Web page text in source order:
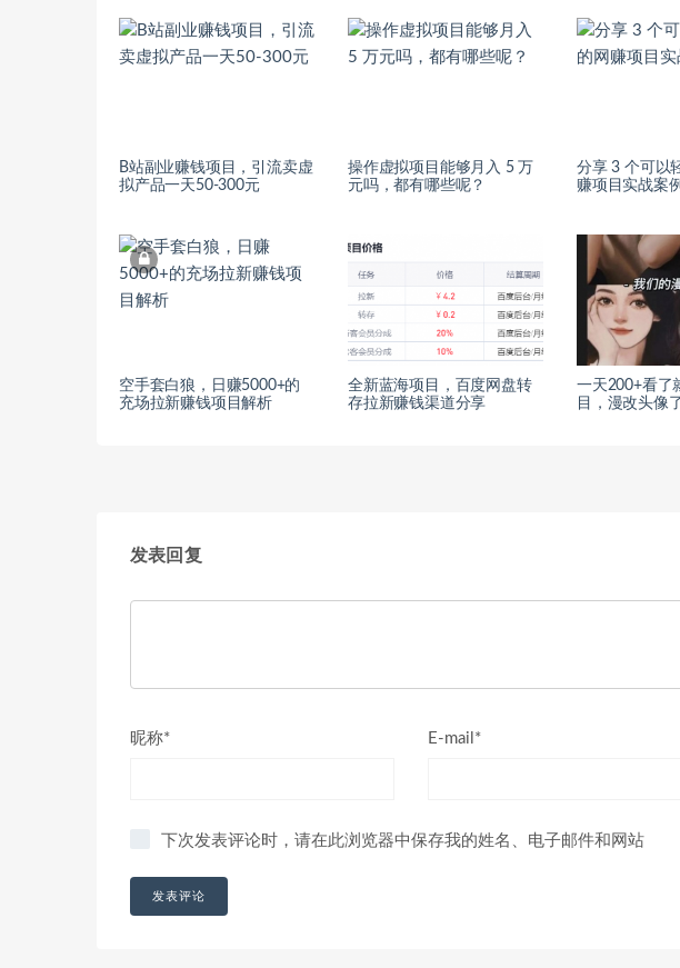
B站副业赚钱项目，引流卖虚
拟产品一天50-300元
操作虚拟项目能够月入 5 万
元吗，都有哪些呢？
分享 3 个可以
赚项目实战案例
空手套白狼，日赚5000+的
充场拉新赚钱项目解析
全新蓝海项目，百度网盘转
存拉新赚钱渠道分享
一天200+看了
目，漫改头像
发表回复
昵称* E-mail*
下次发表评论时，请在此浏览器中保存我的姓名、电子邮件和网站